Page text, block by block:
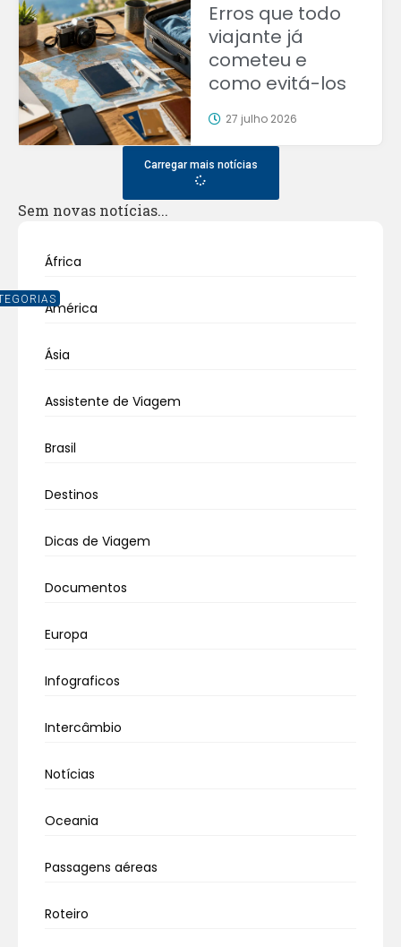
África
América
Ásia
Assistente de Viagem
Brasil
Destinos
Dicas de Viagem
Documentos
Europa
Infograficos
Intercâmbio
Notícias
Oceania
Passagens aéreas
Roteiro
Erros que todo
viajante já
cometeu e
como evitá-los
27 julho 2026
Carregar mais notícias
Sem novas notícias...